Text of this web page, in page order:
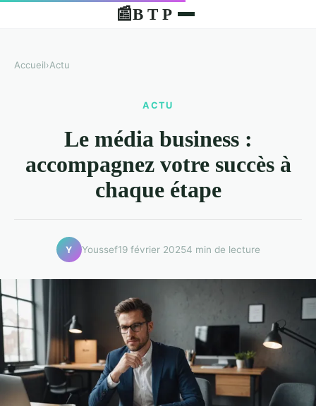
📰B T P
Accueil›Actu
ACTU
Le média business :
accompagnez votre succès à
chaque étape
Y Youssef19 février 20254 min de lecture